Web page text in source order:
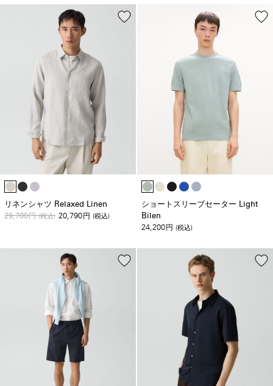
リネンシャツ Relaxed Linen
29,700円(税込) 20,790 円 (税込)
ショートスリーブセーター Light
Bilen
24,200 円 (税込)